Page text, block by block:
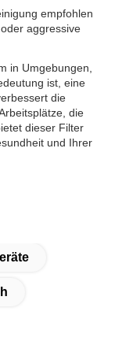
empfohlen
aggressive
in Umgebungen,
ist, eine
die
die
dieser Filter
und Ihrer